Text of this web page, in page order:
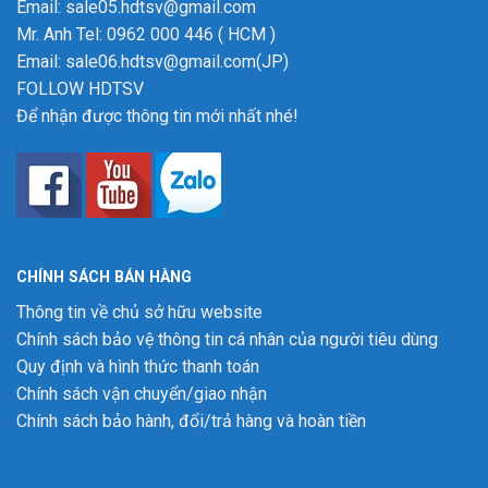
Email: sale05.hdtsv@gmail.com
Mr. Anh Tel: 0962 000 446 ( HCM )
Email: sale06.hdtsv@gmail.com(JP)
FOLLOW HDTSV
Để nhận được thông tin mới nhất nhé!
CHÍNH SÁCH BÁN HÀNG
Thông tin về chủ sở hữu website
Chính sách bảo vệ thông tin cá nhân của người tiêu dùng
Quy định và hình thức thanh toán
Chính sách vận chuyển/giao nhận
Chính sách bảo hành, đổi/trả hàng và hoàn tiền